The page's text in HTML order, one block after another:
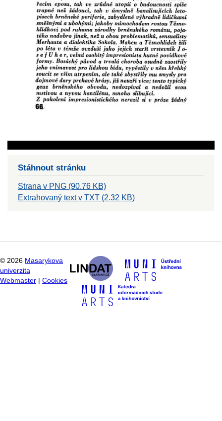
Stáhnout stránku
Strana v PNG (90.76 KB)
Extrahovaný text v TXT (2.32 KB)
© 2026 Masarykova
univerzita
Webmaster
Cookies